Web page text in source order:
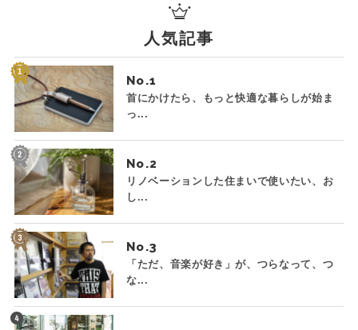
人気記事
No.
首にかけたら、もっと快適な暮らしが始ま
っ...
No.
リノベーションした住まいで使いたい、お
し...
No.
「ただ、音楽が好き」が、つらなって、つ
な...